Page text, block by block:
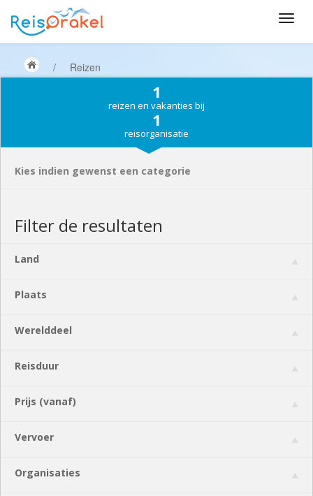
/ Reizen
1
reizen en vakanties bij
1
reisorganisatie
Kies indien gewenst een categorie
Filter de resultaten
Land
Plaats
Werelddeel
Reisduur
Prijs (vanaf)
Vervoer
Organisaties